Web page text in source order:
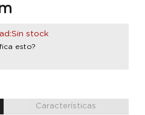
stock
esto?
Características